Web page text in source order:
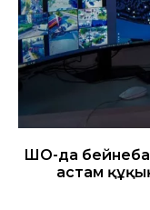
ШҚО-да
астам